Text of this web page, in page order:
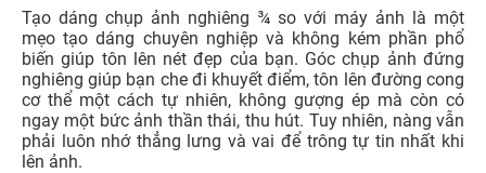
Tạo dáng chụp ảnh nghiêng ¾ so với máy ảnh là một
mẹo tạo dáng chuyên nghiệp và không kém phần phổ
biến giúp tôn lên nét đẹp của bạn. Góc chụp ảnh đứng
nghiêng giúp bạn che đi khuyết điểm, tôn lên đường cong
cơ thể một cách tự nhiên, không gượng ép mà còn có
ngay một bức ảnh thần thái, thu hút. Tuy nhiên, nàng vẫn
phải luôn nhớ thẳng lưng và vai để trông tự tin nhất khi
lên ảnh.